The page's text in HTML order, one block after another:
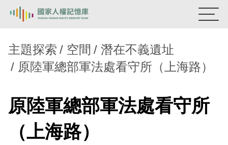
熱門關鍵字：陳孟和 李舜治 鹿窟事件
安康接待室
主題探索
背景知識
主題探索 空間
潛在不義遺址
原陸軍總部軍法處看守所（上海路）
原陸軍總部軍法處看守所
（上海路）